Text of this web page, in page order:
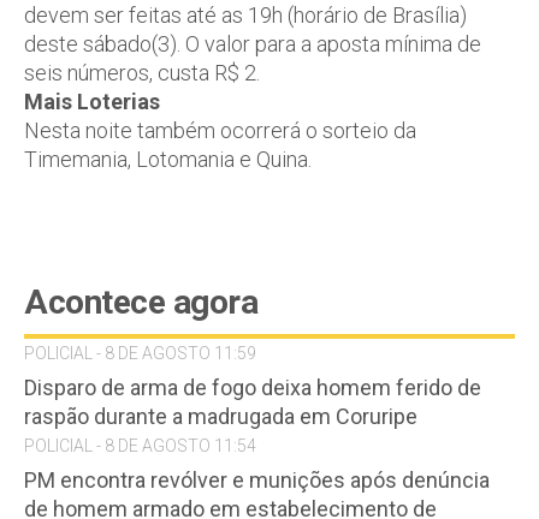
devem ser feitas até as 19h (horário de Brasília)
deste sábado(3). O valor para a aposta mínima de
seis números, custa R$ 2.
Mais Loterias
Nesta noite também ocorrerá o sorteio da
Timemania, Lotomania e Quina.
Acontece agora
POLICIAL - 8 DE AGOSTO 11:59
Disparo de arma de fogo deixa homem ferido de
raspão durante a madrugada em Coruripe
POLICIAL - 8 DE AGOSTO 11:54
PM encontra revólver e munições após denúncia
de homem armado em estabelecimento de